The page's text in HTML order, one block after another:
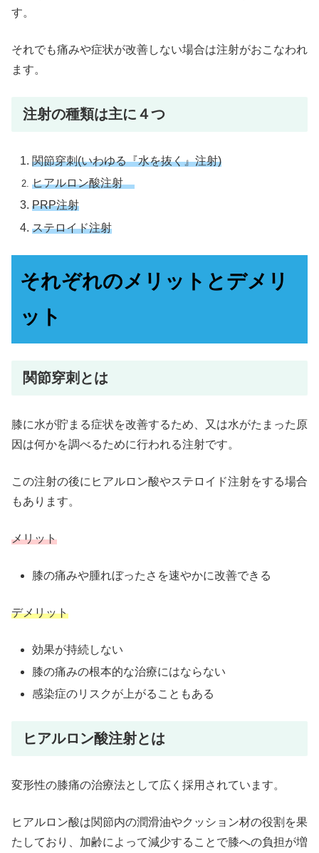
す。
それでも痛みや症状が改善しない場合は注射がおこなわれ
ます。
注射の種類は主に４つ
関節穿刺(いわゆる『水を抜く』注射)
ヒアルロン酸注射
PRP注射
ステロイド注射
それぞれのメリットとデメリ
ット
関節穿刺とは
膝に水が貯まる症状を改善するため、又は水がたまった原
因は何かを調べるために行われる注射です。
この注射の後にヒアルロン酸やステロイド注射をする場合
もあります。
メリット
膝の痛みや腫れぼったさを速やかに改善できる
デメリット
効果が持続しない
膝の痛みの根本的な治療にはならない
感染症のリスクが上がることもある
ヒアルロン酸注射とは
変形性の膝痛の治療法として広く採用されています。
ヒアルロン酸は関節内の潤滑油やクッション材の役割を果
たしており、加齢によって減少することで膝への負担が増